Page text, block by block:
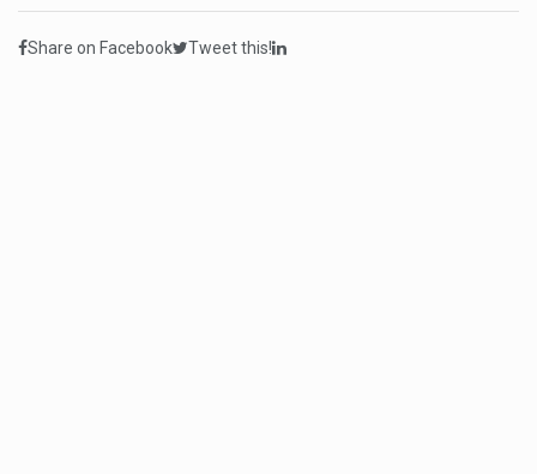
ΣΕ
Share on Facebook Tweet this!